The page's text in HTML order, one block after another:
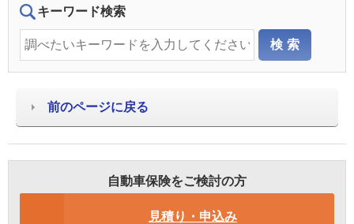
キーワード検索
前のページに戻る
自動車保険をご検討の方
見積り・申込み